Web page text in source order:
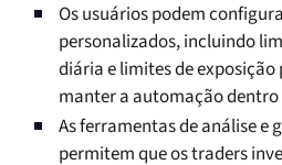
Os usuários podem
personalizados, incluindo
diária e limites de
manter a automação
As ferramentas de análise e
permitem que os traders